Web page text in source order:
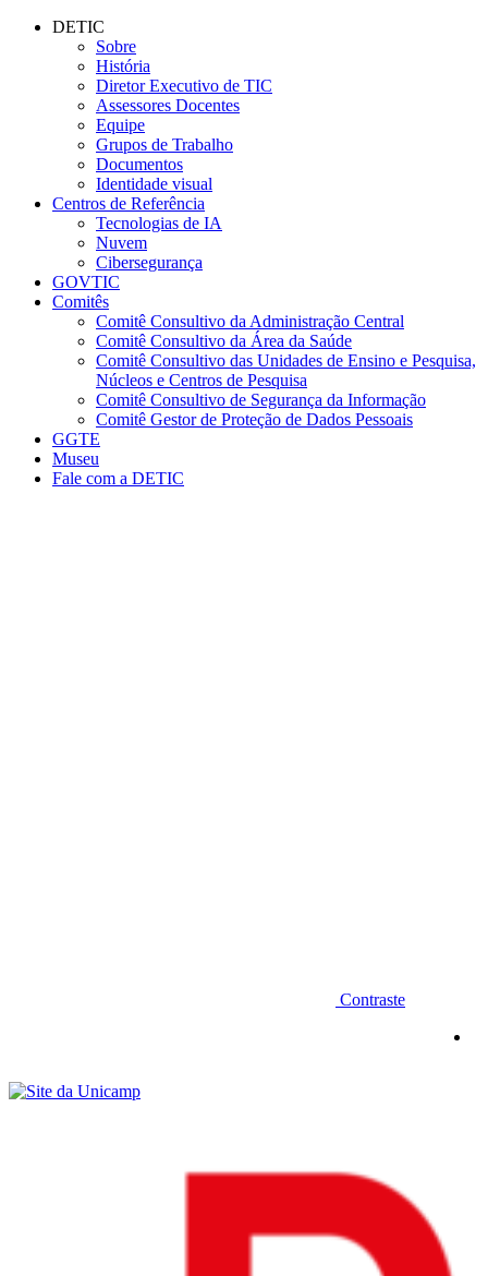
Conteúdo principal
DETIC
Sobre
História
Diretor Executivo de TIC
Assessores Docentes
Equipe
Grupos de Trabalho
Documentos
Identidade visual
Centros de Referência
Tecnologias de IA
Nuvem
Cibersegurança
GOVTIC
Comitês
Comitê Consultivo da Administração Central
Comitê Consultivo da Área da Saúde
Comitê Consultivo das Unidades de Ensino e Pesquisa,
Núcleos e Centros de Pesquisa
Comitê Consultivo de Segurança da Informação
Comitê Gestor de Proteção de Dados Pessoais
GGTE
Museu
Fale com a DETIC
Contraste